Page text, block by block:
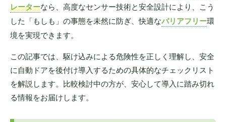
レーターなら、高度なセンサー技術と安全設計により、こう
した「もしも」の事態を未然に防ぎ、快適なバリアフリー環
境を実現できます。
この記事では、駆け込みによる危険性を正しく理解し、安全
に自動ドアを後付け導入するための具体的なチェックリスト
を解説します。比較検討中の方が、安心して導入に踏み切れ
る情報をお届けします。